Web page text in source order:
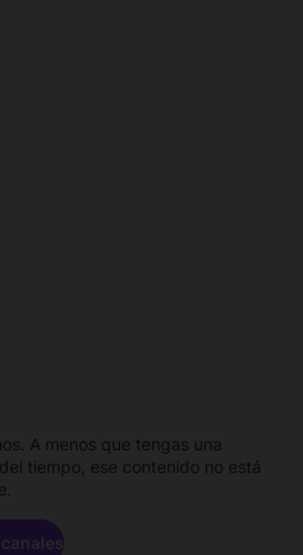
A menos que tengas una
tiempo, ese contenido no está